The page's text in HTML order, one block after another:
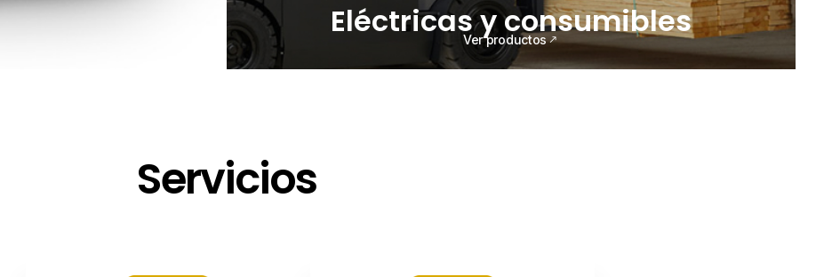
Eléctricas y consumibles
Ver productos
Servicios